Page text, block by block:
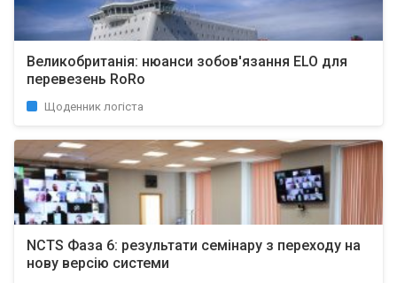
Великобританія: нюанси зобов'язання ELO для
перевезень RoRo
Щоденник логіста
NCTS Фаза 6: результати семінару з переходу на
нову версію системи